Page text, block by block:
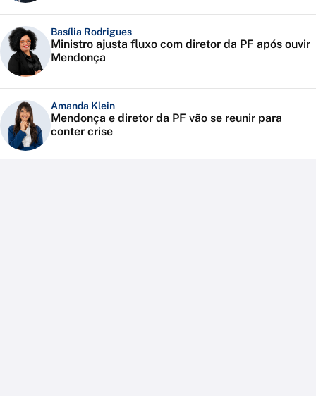
Basília Rodrigues
Ministro ajusta fluxo com diretor da PF após ouvir
Mendonça
Amanda Klein
Mendonça e diretor da PF vão se reunir para
conter crise